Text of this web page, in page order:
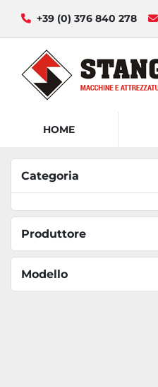
+39 (0) 376 840 278
HOME
Categoria
Produttore
Modello